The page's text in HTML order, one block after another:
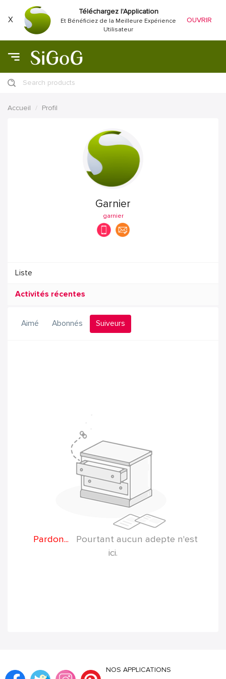
X
Téléchargez l'Application
Et Bénéficiez de la Meilleure Expérience
Utilisateur
OUVRIR
Search products
Accueil Profil
Garnier
garnier
Liste
Activités récentes
Aimé Abonnés Suiveurs
Pardon...
Pourtant aucun adepte n'est
ici.
NOS APPLICATIONS